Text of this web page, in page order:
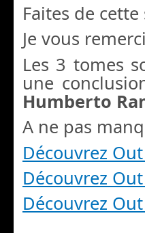
Faites de
Je vous
Les 3 tomes
une
Humberto
A ne pas
Découvrez
Découvrez
Découvrez